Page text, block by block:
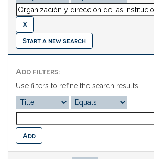
Start a new search
Add filters:
Use filters to refine the search results.